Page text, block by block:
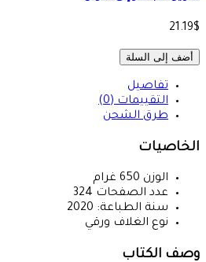
21.19$
أضف إلى السلة
تفاصيل
التقييمات (0)
طرق الشحن
الخاصيات
الوزن 650 غرام
عدد الصفحات 324
سنة الطباعة: 2020
نوع الغلاف ورقي
وصف الكتاب